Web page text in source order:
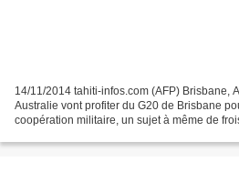
14/11/2014 tahiti-infos.com (AFP) Brisbane,
Australie vont profiter du G20 de Brisbane
coopération militaire, un sujet à même de